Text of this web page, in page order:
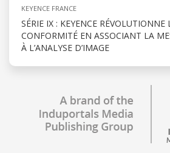
KEYENCE FRANCE
SÉRIE IX : KEYENCE
CONFORMITÉ EN ASSOCIANT LA
À L’ANALYSE D’IMAGE